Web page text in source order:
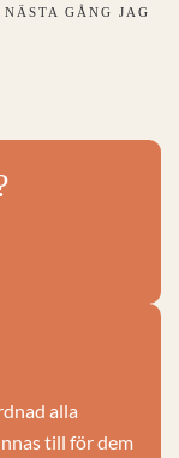
GÅNG JAG
alla
till för dem